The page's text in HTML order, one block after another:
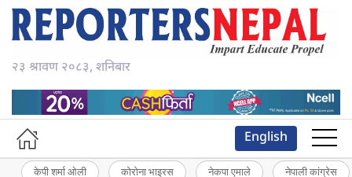
२३ श्रावण २०८३, शनिबार
English
केपी शर्मा ओली कोरोना भाइरस नेकपा एमाले नेपाली कांग्रेस